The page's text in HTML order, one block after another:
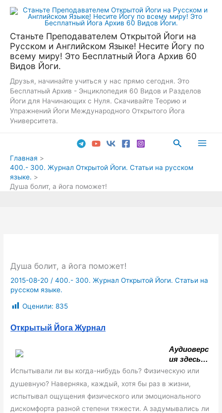
Перейти
Станьте Преподавателем Открытой Йоги на
Русском и Английском Языке! Несите Йогу по
всему миру! Это Бесплатный Йога Архив 60
Видов Йоги.
Друзья, начинайте учиться у нас прямо сегодня. Это
Бесплатный Архив - Энциклопедия 60 Видов и Разделов
Йоги для Начинающих с Нуля. Скачивайте Теорию и
Упражнений Йоги Международного Открытого Йога
Университета.
Поиск
Главная
400.- 300. Журнал Открытой Йоги. Статьи на русском
языке.
Душа болит, а йога поможет!
Душа болит, а йога поможет!
2015-08-20 /400.- 300. Журнал Открытой Йоги. Статьи на
русском языке.
Оценили: 835
Открытый Йога Журнал
Аудиоверс
ия здесь…
Испытывали ли вы когда-нибудь боль? Физическую или
душевную? Наверняка, каждый, хотя бы раз в жизни,
испытывал ощущения физического или эмоционального
дискомфорта разной степени тяжести. А задумывались ли